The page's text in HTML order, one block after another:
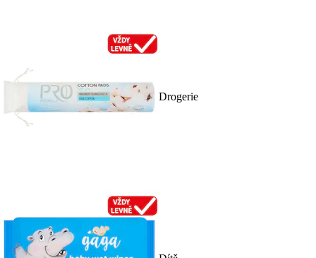
Drogerie